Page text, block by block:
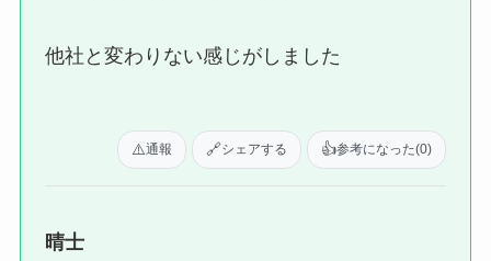
他社と変わりない感じがしました
👍参考になった(0)
🔗シェアする
⚠️通報
晴士